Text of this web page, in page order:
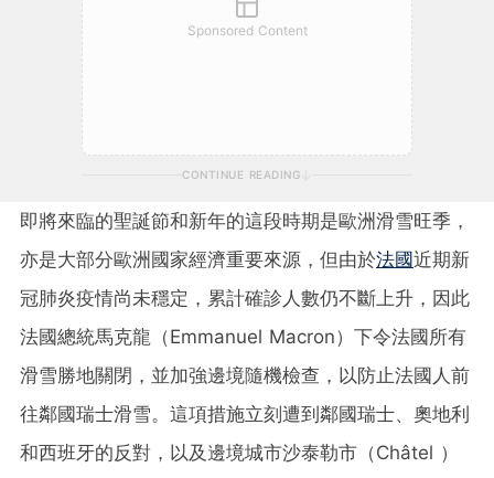
Sponsored Content
CONTINUE READING
即將來臨的聖誕節和新年的這段時期是歐洲滑雪旺季，
亦是大部分歐洲國家經濟重要來源，但由於法國近期新
冠肺炎疫情尚未穩定，累計確診人數仍不斷上升，因此
法國總統馬克龍（Emmanuel Macron）下令法國所有
滑雪勝地關閉，並加強邊境隨機檢查，以防止法國人前
往鄰國瑞士滑雪。這項措施立刻遭到鄰國瑞士、奧地利
和西班牙的反對，以及邊境城市沙泰勒市（Châtel ）